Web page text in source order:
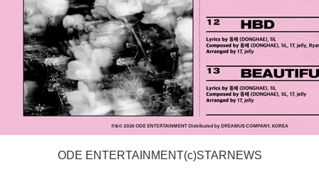
ODE ENTERTAINMENT(c)STARNEWS